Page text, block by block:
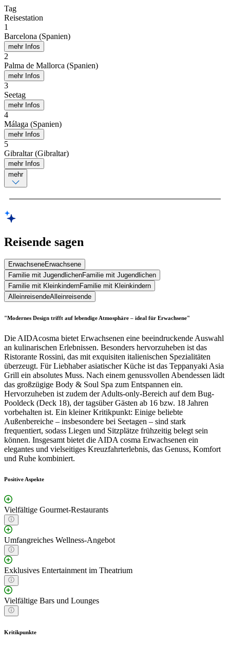
Tag
Reisestation
1
Barcelona (Spanien)
mehr Infos
2
Palma de Mallorca (Spanien)
mehr Infos
3
Seetag
mehr Infos
4
Málaga (Spanien)
mehr Infos
5
Gibraltar (Gibraltar)
mehr Infos
mehr
Reisende sagen
ErwachseneErwachsene
Familie mit JugendlichenFamilie mit Jugendlichen
Familie mit KleinkindernFamilie mit Kleinkindern
AlleinreisendeAlleinreisende
"Modernes Design trifft auf lebendige Atmosphäre – ideal für Erwachsene"
Die AIDAcosma bietet Erwachsenen eine beeindruckende Auswahl
an kulinarischen Erlebnissen. Besonders hervorzuheben ist das
Ristorante Rossini, das mit exquisiten italienischen Spezialitäten
überzeugt. Für Liebhaber asiatischer Küche ist das Teppanyaki Asia
Grill ein absolutes Muss. Nach einem genussvollen Abendessen lädt
das großzügige Body & Soul Spa zum Entspannen ein.
Hervorzuheben ist zudem der Adults-only-Bereich auf dem Bug-
Pooldeck (Deck 18), der tagsüber Gästen ab 16 bzw. 18 Jahren
vorbehalten ist. Ein kleiner Kritikpunkt: Einige beliebte
Außenbereiche – insbesondere bei Seetagen – sind stark
frequentiert, sodass Liegen und Sitzplätze frühzeitig belegt sein
können. Insgesamt bietet die AIDA cosma Erwachsenen ein
elegantes und vielseitiges Kreuzfahrterlebnis, das Genuss, Komfort
und Ruhe kombiniert.
Positive Aspekte
Vielfältige Gourmet-Restaurants
Umfangreiches Wellness-Angebot
Exklusives Entertainment im Theatrium
Vielfältige Bars und Lounges
Kritikpunkte